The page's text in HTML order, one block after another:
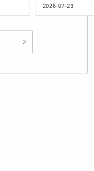
ショップ in 豊
2026-07-23